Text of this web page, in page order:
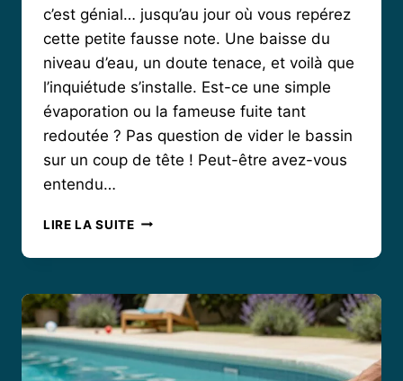
c’est génial… jusqu’au jour où vous repérez
cette petite fausse note. Une baisse du
niveau d’eau, un doute tenace, et voilà que
l’inquiétude s’installe. Est-ce une simple
évaporation ou la fameuse fuite tant
redoutée ? Pas question de vider le bassin
sur un coup de tête ! Peut-être avez-vous
entendu…
LIRE LA SUITECOLMATEUR
FUITE
AVIS
:
CE
QU’IL
FAUT